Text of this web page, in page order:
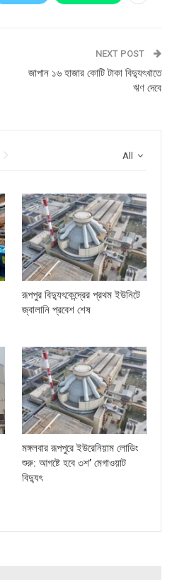
NEXT POST
জাপান ১৬ হাজার কোটি টাকা বিদ্যুৎখাতে
ঋণ দেবে
All
রূপপুর বিদ্যুৎকেন্দ্রের প্রথম ইউনিটে
জ্বালানি প্রবেশ শেষ
মঙ্গলবার রূপপুরে ইউরেনিয়াম লোডিং
শুরু: আগষ্টে হবে ৩শ’ মেগাওয়াট
বিদ্যুৎ